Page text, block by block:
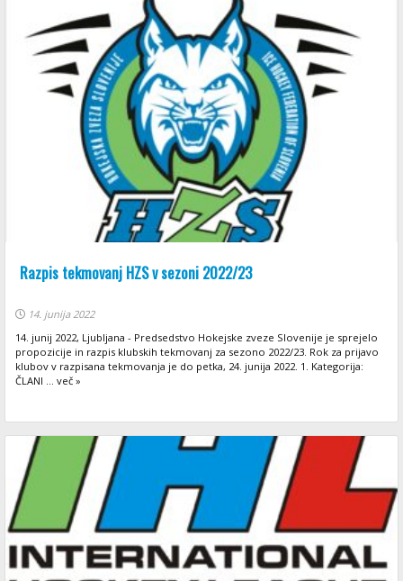
Razpis tekmovanj HZS v sezoni 2022/23
14. junija 2022
14. junij 2022, Ljubljana - Predsedstvo Hokejske zveze Slovenije je sprejelo
propozicije in razpis klubskih tekmovanj za sezono 2022/23. Rok za prijavo
klubov v razpisana tekmovanja je do petka, 24. junija 2022. 1. Kategorija:
ČLANI ... več »